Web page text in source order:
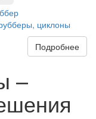
циклоны
Подробнее
–